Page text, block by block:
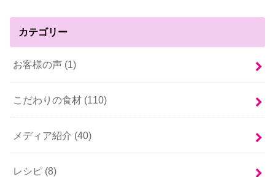
カテゴリー
お客様の声 (1)
こだわりの食材 (110)
メディア紹介 (40)
レシピ (8)